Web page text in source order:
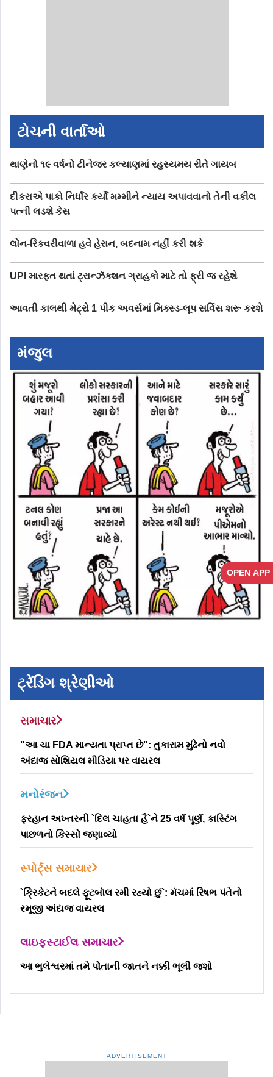
OPEN APP
ટોચની વાર્તાઓ
થાણેનો ૧૯ વર્ષનો ટીનેજર કલ્યાણમાં રહસ્યમય રીતે ગાયબ
દીકરાએ પાકો નિર્ધાર કર્યો મમ્મીને ન્યાય અપાવવાનો તેની વકીલ
પત્ની લડશે કેસ
લોન-રિકવરીવાળા હવે હેરાન, બદનામ નહીં કરી શકે
UPI મારફત થતાં ટ્રાન્ઝૅક્શન ગ્રાહકો માટે તો ફ્રી જ રહેશે
આવતી કાલથી મેટ્રો 1 પીક અવર્સમાં મિક્સ્ડ-લૂપ સર્વિસ શરૂ કરશે
મંજુલ
ટ્રેંડિંગ શ્રેણીઓ
સમાચાર
"આ ચા FDA માન્યતા પ્રાપ્ત છે": તુકારામ મુંઢેનો નવો
અંદાજ સોશિયલ મીડિયા પર વાયરલ
મનોરંજન
ફરહાન અખ્તરની `દિલ ચાહતા હૈ`ને 25 વર્ષ પૂર્ણ, કાસ્ટિંગ
પાછળનો કિસ્સો જણાવ્યો
સ્પોર્ટ્સ સમાચાર
`ક્રિકેટને બદલે ફૂટબૉલ રમી રહ્યો છું`: મૅચમાં રિષભ પંતેનો
રમૂજી અંદાજ વાયરલ
લાઇફસ્ટાઈલ સમાચાર
આ ભુલેશ્વરમાં તમે પોતાની જાતને નક્કી ભૂલી જશો
ADVERTISEMENT